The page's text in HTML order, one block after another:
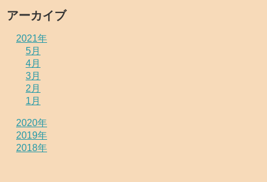
アーカイブ
2021年
5月
4月
3月
2月
1月
2020年
2019年
2018年